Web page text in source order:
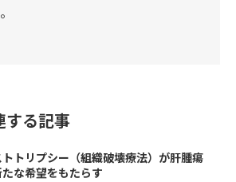
する記事
トトリプシー（組織破壊療法）が肝腫瘍
な希望をもたらす